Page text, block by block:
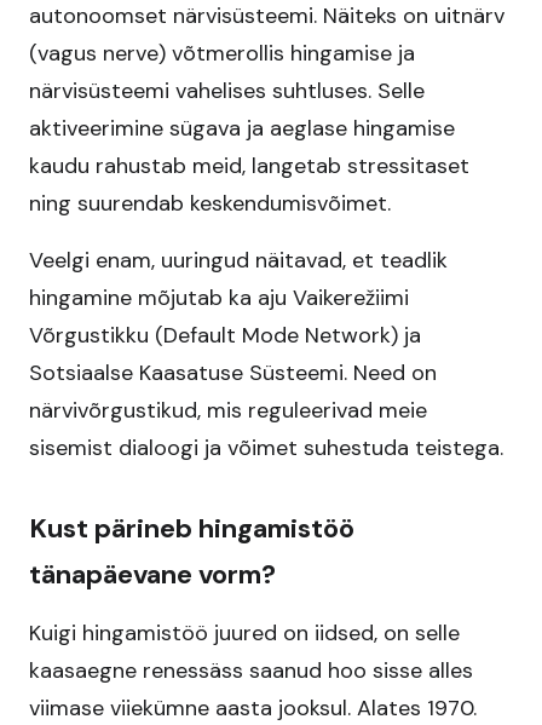
autonoomset närvisüsteemi. Näiteks on uitnärv
(vagus nerve) võtmerollis hingamise ja
närvisüsteemi vahelises suhtluses. Selle
aktiveerimine sügava ja aeglase hingamise
kaudu rahustab meid, langetab stressitaset
ning suurendab keskendumisvõimet.
Veelgi enam, uuringud näitavad, et teadlik
hingamine mõjutab ka aju Vaikerežiimi
Võrgustikku (Default Mode Network) ja
Sotsiaalse Kaasatuse Süsteemi. Need on
närvivõrgustikud, mis reguleerivad meie
sisemist dialoogi ja võimet suhestuda teistega.
Kust pärineb hingamistöö
tänapäevane vorm?
Kuigi hingamistöö juured on iidsed, on selle
kaasaegne renessäss saanud hoo sisse alles
viimase viiekümne aasta jooksul. Alates 1970.